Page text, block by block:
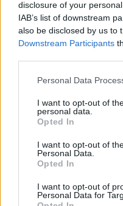
disclosure of your
IAB’s list of downstream
also be disclosed by us to
Downstream Participants
Personal Data
I want to opt-out of
personal data.
Opted In
I want to opt-out of
Personal Data.
Opted In
I want to opt-out of
Personal Data for
Χορευτικό Τμήμα του
Χριστιανικού Κέντρου
αντάμωσαν σε μια
γιορτή
Οι μικροί δημιουργοί
πολύχρωμο κόσμο
Η Έκθεση Παιδικής
του Αναγνωστηρίου «Η
από τις 10 έως τις 16
ελεύθερη είσοδο
Το Ίππειος μοσχοβολά